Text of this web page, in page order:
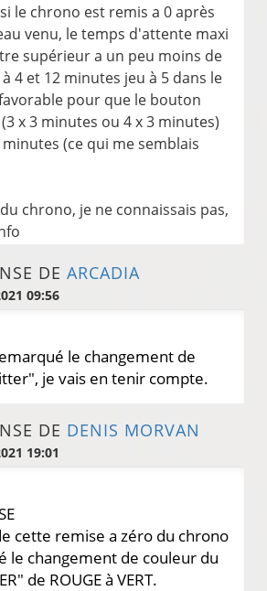
le chrono est remis a 0 après
venu, le temps d'attente maxi
supérieur a un peu moins de
4 et 12 minutes jeu à 5 dans le
pour que le bouton
x 3 minutes ou 4 x 3 minutes)
(ce qui me semblais
chrono, je ne connaissais pas,
DE ARCADIA
09:56
le changement de
je vais en tenir compte.
DE DENIS MORVAN
19:01
cette remise a zéro du chrono
le changement de couleur du
de ROUGE à VERT.